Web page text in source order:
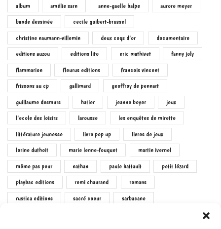
album amélie sarn anne-gaelle balpe aurore meyer
bande dessinée cecile guibert-brussel
christine naumann-villemin deux coqs d'or documentaire
editions auzou editions lito eric mathivet fanny joly
flammarion fleurus editions francois vincent
frissons au cp gallimard geoffroy de pennart
guillaume desmurs hatier jeanne boyer jeux
l'ecole des loisirs larousse les enquêtes de mirette
littérature jeunesse livre pop up livres de jeux
lorine duthoit marie lenne-fouquet martin ivernel
même pas peur nathan paule battault petit lézard
playbac editions remi chaurand romans
rustica editions sacré coeur sarbacane